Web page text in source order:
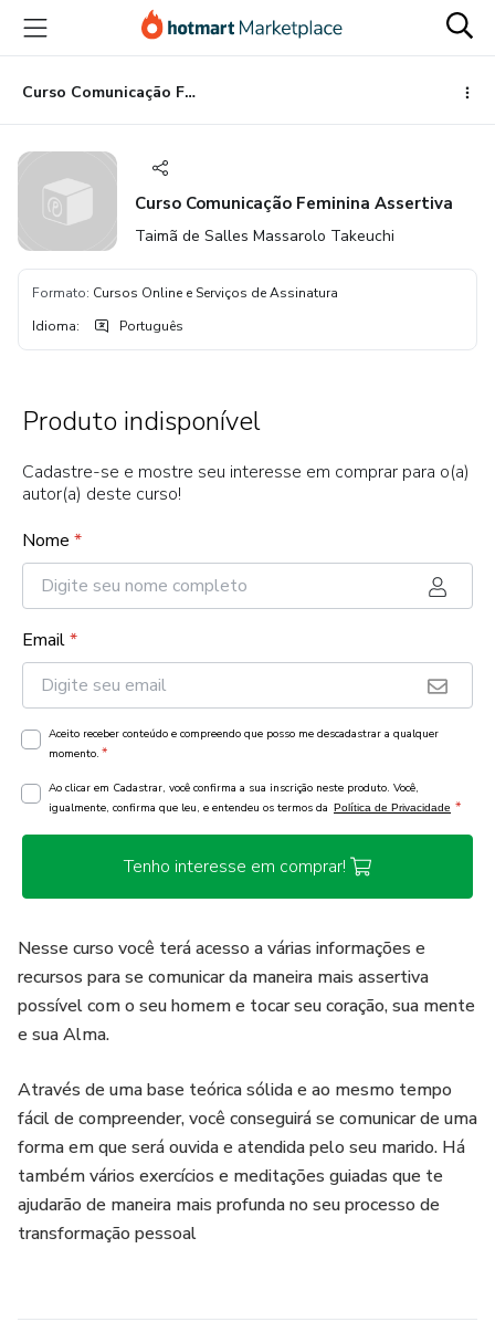
para
conteúdo
principal
para
pagamento
para
rodapé
Curso Comunicação Feminina Assertiva
Curso Comunicação Feminina Assertiva
Taimã de Salles Massarolo Takeuchi
Formato: Cursos Online e Serviços de Assinatura
Idioma: Português
Produto indisponível
Cadastre-se e mostre seu interesse em comprar para o(a)
autor(a) deste curso!
Nome *
Email*
Aceito receber conteúdo e compreendo que posso me descadastrar a qualquer
momento. *
Ao clicar em Cadastrar, você confirma a sua inscrição neste produto. Você,
igualmente, confirma que leu, e entendeu os termos da Política de Privacidade *
Tenho interesse em comprar!
Nesse curso você terá acesso a várias informações e
recursos para se comunicar da maneira mais assertiva
possível com o seu homem e tocar seu coração, sua mente
e sua Alma.
Através de uma base teórica sólida e ao mesmo tempo
fácil de compreender, você conseguirá se comunicar de uma
forma em que será ouvida e atendida pelo seu marido. Há
também vários exercícios e meditações guiadas que te
ajudarão de maneira mais profunda no seu processo de
transformação pessoal